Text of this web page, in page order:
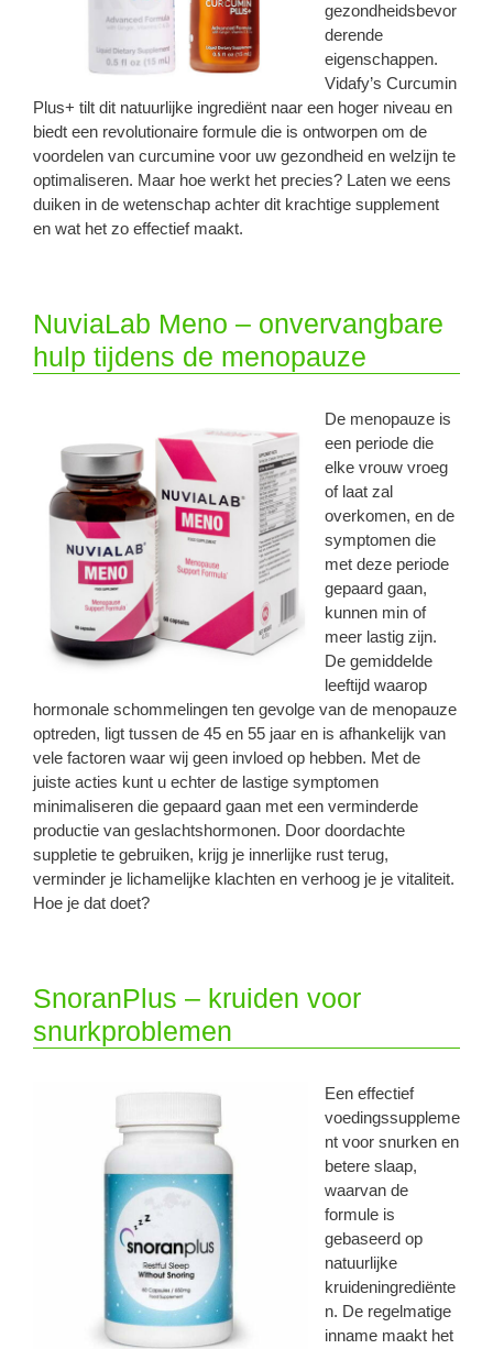
gezondheidsbevor
derende
eigenschappen.
Vidafy’s Curcumin
Plus+ tilt dit natuurlijke ingrediënt naar een hoger niveau en
biedt een revolutionaire formule die is ontworpen om de
voordelen van curcumine voor uw gezondheid en welzijn te
optimaliseren. Maar hoe werkt het precies? Laten we eens
duiken in de wetenschap achter dit krachtige supplement
en wat het zo effectief maakt.
NuviaLab Meno – onvervangbare
hulp tijdens de menopauze
De menopauze is
een periode die
elke vrouw vroeg
of laat zal
overkomen, en de
symptomen die
met deze periode
gepaard gaan,
kunnen min of
meer lastig zijn.
De gemiddelde
leeftijd waarop
hormonale schommelingen ten gevolge van de menopauze
optreden, ligt tussen de 45 en 55 jaar en is afhankelijk van
vele factoren waar wij geen invloed op hebben. Met de
juiste acties kunt u echter de lastige symptomen
minimaliseren die gepaard gaan met een verminderde
productie van geslachtshormonen. Door doordachte
suppletie te gebruiken, krijg je innerlijke rust terug,
verminder je lichamelijke klachten en verhoog je je vitaliteit.
Hoe je dat doet?
SnoranPlus – kruiden voor
snurkproblemen
Een effectief
voedingssuppleme
nt voor snurken en
betere slaap,
waarvan de
formule is
gebaseerd op
natuurlijke
kruideningrediënte
n. De regelmatige
inname maakt het